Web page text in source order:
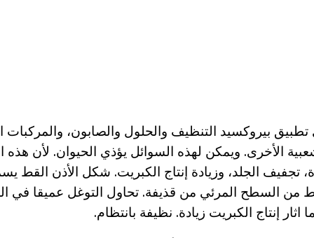
بيروكسيد التنظيف والحلول والصابون، والمركبات
الأخرى. ويمكن لهذه السوائل يؤذي الحيوان. لأن هذه
الجلد، وزيادة إنتاج الكبريت. شكل الأذن القط
السطح المرئي من قذيفة. تحاول التوغل عميقا في
إنتاج الكبريت زيادة. نظيفة بانتظام.